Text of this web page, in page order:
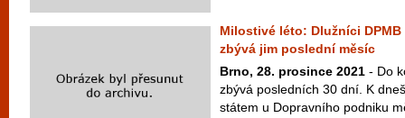
Milostivé léto: Dlužníci
zbývá jim poslední měsíc
Brno, 28. prosince 2021 - Do
zbývá posledních 30 dní. K
státem u Dopravního podniku